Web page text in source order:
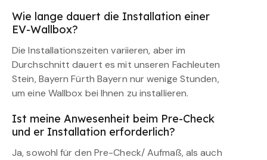
Wie lange dauert die Installation einer
EV-Wallbox?
Die Installationszeiten variieren, aber im
Durchschnitt dauert es mit unseren Fachleuten
Stein, Bayern Fürth Bayern nur wenige Stunden,
um eine Wallbox bei Ihnen zu installieren.
Ist meine Anwesenheit beim Pre-Check
und er Installation erforderlich?
Ja, sowohl für den Pre-Check/ Aufmaß, als auch